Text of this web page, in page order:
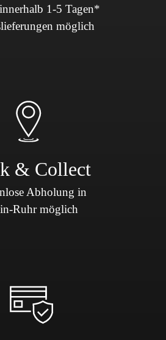
1-5 Tagen*
möglich
& Collect
Abholung in
Ruhr möglich